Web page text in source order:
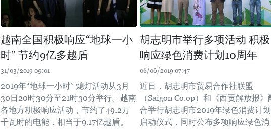
越南全国积极响应“地球一小
时” 节约9亿多越盾
31/03/2019 09:01
2019年“地球一小时” 熄灯活动从3月
30日20时30分至21时30分举行。越南
各地方积极响应活动，节约了49.2万
千瓦时的电能，相当于9.17亿越盾。
胡志明市举行多项活动 积极
响应绿色消费计划10周年
06/06/2019 07:47
近日，胡志明市贸易合作社联盟
（Saigon Co.op）和《西贡解放报》
合举行胡志明市2019年绿色消费计划
启动仪式，同时公布多项响应绿色消